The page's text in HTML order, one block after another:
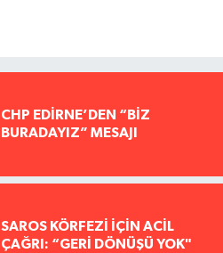
CHP EDİRNE’DEN “BİZ
BURADAYIZ” MESAJI
SAROS KÖRFEZİ İÇİN ACİL
ÇAĞRI: “GERİ DÖNÜŞÜ YOK"